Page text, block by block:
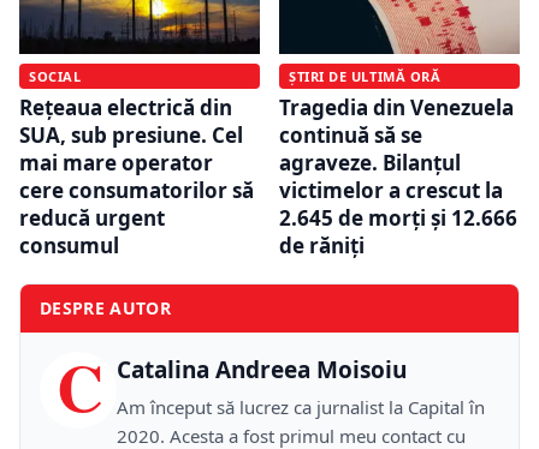
SOCIAL
Rețeaua electrică din
SUA, sub presiune. Cel
mai mare operator
cere consumatorilor să
reducă urgent
consumul
ȘTIRI DE ULTIMĂ ORĂ
Tragedia din Venezuela
continuă să se
agraveze. Bilanțul
victimelor a crescut la
2.645 de morți și 12.666
de răniți
DESPRE AUTOR
C Catalina Andreea Moisoiu
Am început să lucrez ca jurnalist la Capital în
2020. Acesta a fost primul meu contact cu